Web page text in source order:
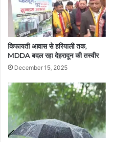
किफायती आवास से हरियाली तक,
MDDA बदल रहा देहरादून की तस्वीर
December 15, 2025